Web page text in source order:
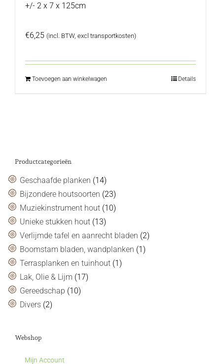
+/- 2 x 7 x 125cm
€6,25 (incl. BTW, excl transportkosten)
Toevoegen aan winkelwagen Details
Productcategorieën
Geschaafde planken (14)
Bijzondere houtsoorten (23)
Muziekinstrument hout (10)
Unieke stukken hout (13)
Verlijmde tafel en aanrecht bladen (2)
Boomstam bladen, wandplanken (1)
Terrasplanken en tuinhout (1)
Lak, Olie & Lijm (17)
Gereedschap (10)
Divers (2)
Webshop
Mijn Account